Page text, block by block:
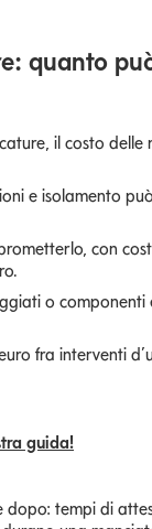
quanto
il costo
e isolamento
con
o
fra interventi
guida!
dopo: tempi di